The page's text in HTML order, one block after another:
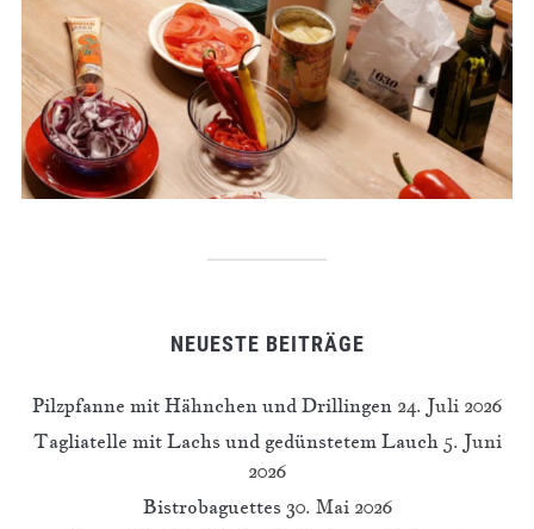
NEUESTE BEITRÄGE
Pilzpfanne mit Hähnchen und Drillingen 24. Juli 2026
Tagliatelle mit Lachs und gedünstetem Lauch 5. Juni
2026
Bistrobaguettes 30. Mai 2026